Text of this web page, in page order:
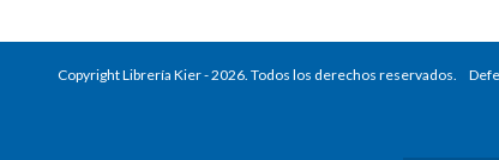
Copyright Librería Kier - 2026. Todos los derechos reservados.